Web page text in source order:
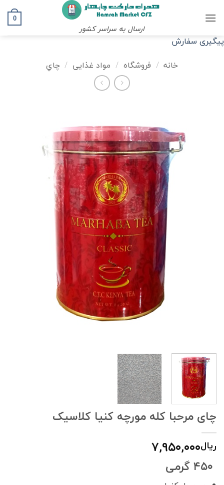
ارسال به سراسر کشور
0
پیگیری سفارش
خانه / فروشگاه / مواد غذایی / چاي
چای مرحبا کله مورچه کنیا کلاسیک
ریال۷,۹۵۰,۰۰۰